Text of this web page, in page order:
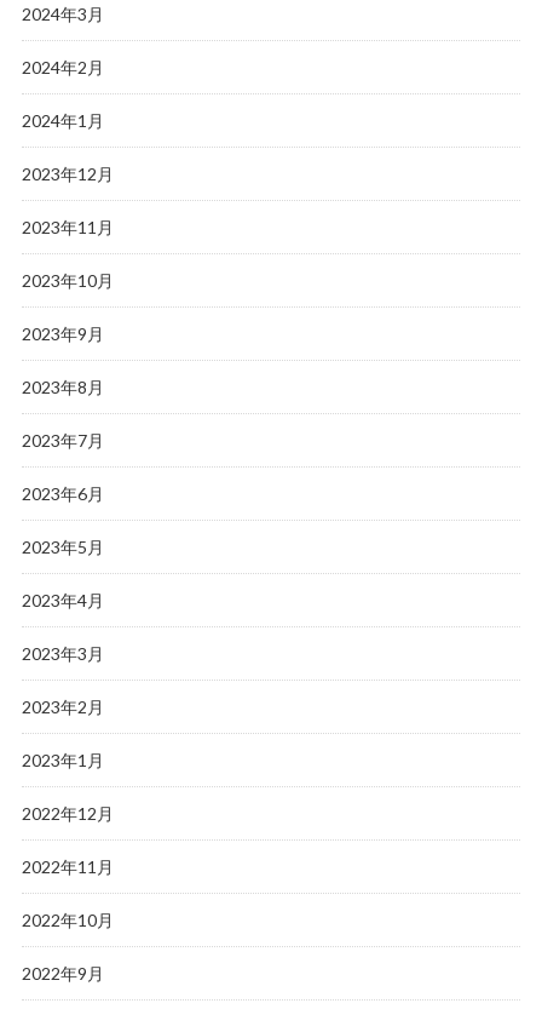
2024年3月
2024年2月
2024年1月
2023年12月
2023年11月
2023年10月
2023年9月
2023年8月
2023年7月
2023年6月
2023年5月
2023年4月
2023年3月
2023年2月
2023年1月
2022年12月
2022年11月
2022年10月
2022年9月